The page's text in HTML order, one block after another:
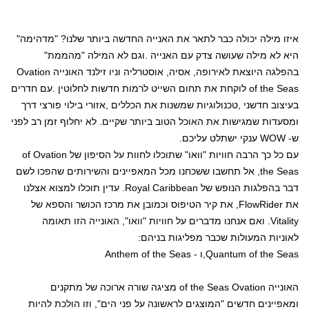
איזו מילה יכולה כבר לתאר את האנייה החדשה ביותר שלנו? "מדהימה"
היא לא מילה שעושה צדק עם האנייה
וגם לא המילה "מהממת"
בהפלגה היוצאת לאירופה, אסיה, אוסטרליה וניו זילנד האונייה Ovation
of the Seas לוקחת את תחום השייט לרמות חדשות לחלוטין עם חדרים
בעיצוב חדשני טכנולוגיות שמשנות את הכללים אזורי בילוי פורצי דרך
ומסעדות שמגישות את האוכל הטוב ביותר שקיים. לא יחלוף זמן רב לפני
ש- WOW ענקי ישתלט עליכם
עם כל כך הרבה חוויות "וואו" שתוכלו לחוות על הסיפון של Ovation
of
the Seas , אל תחשבו ששכחנו מכל המאפיינים והשירותים שהפכו לשם
דבר בהפלגות הנופש של Royal Caribbean . עדין תוכלו למצוא אצלנו
את FlowRider , את קיר הטיפוס וכמובן את מרכז הכושר והספא של
Vitality . ואם אנחנו מדברים על חוויות "וואו", האונייה הזו תאומה
לאוניות המעולות שכבר מפליגות בניהם:
Quantum of the Seas ,ו - Anthem of the Seas
האונייה Ovation
of the Seas מציגה שורה ארוכה של מתקנים
ומאפיינים חדשים "המוצגים לראשונה על פני הים", וזו הולכת להיות